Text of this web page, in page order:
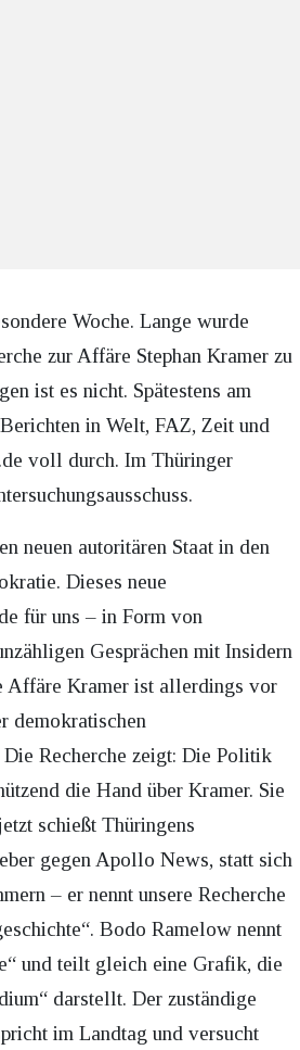
Woche. Lange wurde
zur Affäre Stephan Kramer zu
ist es nicht. Spätestens am
in Welt, FAZ, Zeit und
voll durch. Im Thüringer
neuen autoritären Staat in den
Dieses neue
für uns – in Form von
Gesprächen mit Insidern
Affäre Kramer ist allerdings vor
demokratischen
Recherche zeigt: Die Politik
die Hand über Kramer. Sie
schießt Thüringens
gegen Apollo News, statt sich
– er nennt unsere Recherche
Bodo Ramelow nennt
und teilt gleich eine Grafik, die
darstellt. Der zuständige
im Landtag und versucht